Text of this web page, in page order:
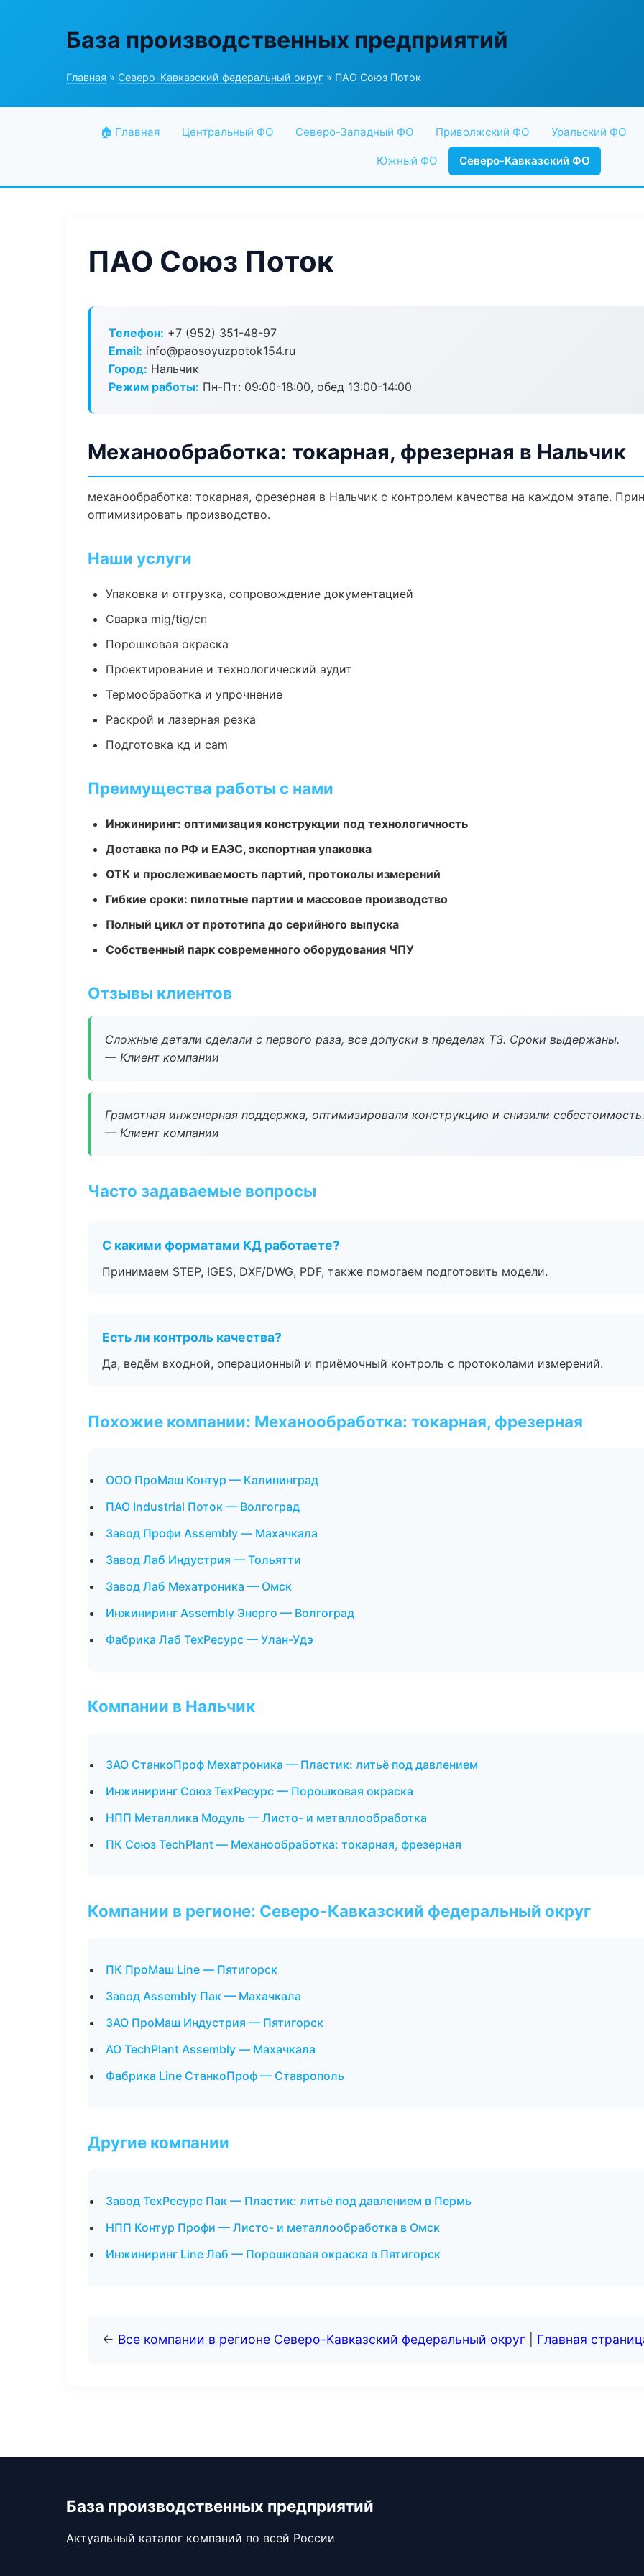
База производственных предприятий
Главная » Северо-Кавказский федеральный округ » ПАО Союз Поток
🏠 Главная Центральный ФО Северо-Западный ФО Приволжский ФО Уральский ФО
Южный ФО Северо-Кавказский ФО
ПАО Союз Поток
Телефон: +7 (952) 351-48-97
Email: info@paosoyuzpotok154.ru
Город: Нальчик
Режим работы: Пн-Пт: 09:00-18:00, обед 13:00-14:00
Механообработка: токарная, фрезерная в Нальчик
механообработка: токарная, фрезерная в Нальчик с контролем качества на каждом этапе.
оптимизировать производство.
Наши услуги
Упаковка и отгрузка, сопровождение документацией
Сварка mig/tig/сп
Порошковая окраска
Проектирование и технологический аудит
Термообработка и упрочнение
Раскрой и лазерная резка
Подготовка кд и cam
Преимущества работы с нами
Инжиниринг: оптимизация конструкции под технологичность
Доставка по РФ и ЕАЭС, экспортная упаковка
ОТК и прослеживаемость партий, протоколы измерений
Гибкие сроки: пилотные партии и массовое производство
Полный цикл от прототипа до серийного выпуска
Собственный парк современного оборудования ЧПУ
Отзывы клиентов
Сложные детали сделали с первого раза, все допуски в пределах ТЗ. Сроки выдержаны.
— Клиент компании
Грамотная инженерная поддержка, оптимизировали конструкцию и снизили себестоимость.
— Клиент компании
Часто задаваемые вопросы
С какими форматами КД работаете?
Принимаем STEP, IGES, DXF/DWG, PDF, также помогаем подготовить модели.
Есть ли контроль качества?
Да, ведём входной, операционный и приёмочный контроль с протоколами измерений.
Похожие компании: Механообработка: токарная, фрезерная
ООО ПроМаш Контур — Калининград
ПАО Industrial Поток — Волгоград
Завод Профи Assembly — Махачкала
Завод Лаб Индустрия — Тольятти
Завод Лаб Мехатроника — Омск
Инжиниринг Assembly Энерго — Волгоград
Фабрика Лаб ТехРесурс — Улан-Удэ
Компании в Нальчик
ЗАО СтанкоПроф Мехатроника — Пластик: литьё под давлением
Инжиниринг Союз ТехРесурс — Порошковая окраска
НПП Металлика Модуль — Листо- и металлообработка
ПК Союз TechPlant — Механообработка: токарная, фрезерная
Компании в регионе: Северо-Кавказский федеральный округ
ПК ПроМаш Line — Пятигорск
Завод Assembly Пак — Махачкала
ЗАО ПроМаш Индустрия — Пятигорск
АО TechPlant Assembly — Махачкала
Фабрика Line СтанкоПроф — Ставрополь
Другие компании
Завод ТехРесурс Пак — Пластик: литьё под давлением в Пермь
НПП Контур Профи — Листо- и металлообработка в Омск
Инжиниринг Line Лаб — Порошковая окраска в Пятигорск
← Все компании в регионе Северо-Кавказский федеральный округ Главная
База производственных предприятий
Актуальный каталог компаний по всей России